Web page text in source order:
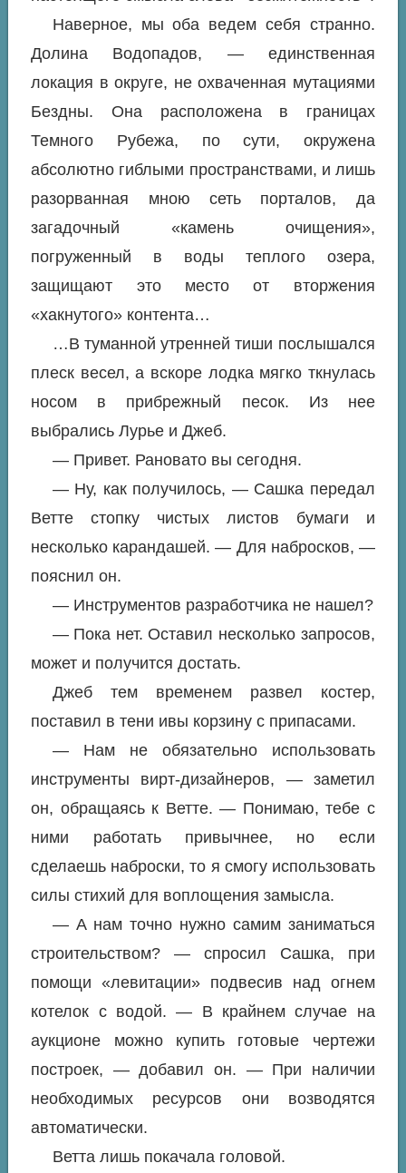
Наверное, мы оба ведем себя странно.
Долина Водопадов, — единственная
локация в округе, не охваченная мутациями
Бездны. Она расположена в границах
Темного Рубежа, по сути, окружена
абсолютно гиблыми пространствами, и лишь
разорванная мною сеть порталов, да
загадочный «камень очищения»,
погруженный в воды теплого озера,
защищают это место от вторжения
«хакнутого» контента…
…В туманной утренней тиши послышался
плеск весел, а вскоре лодка мягко ткнулась
носом в прибрежный песок. Из нее
выбрались Лурье и Джеб.
— Привет. Рановато вы сегодня.
— Ну, как получилось, — Сашка передал
Ветте стопку чистых листов бумаги и
несколько карандашей. — Для набросков, —
пояснил он.
— Инструментов разработчика не нашел?
— Пока нет. Оставил несколько запросов,
может и получится достать.
Джеб тем временем развел костер,
поставил в тени ивы корзину с припасами.
— Нам не обязательно использовать
инструменты вирт-дизайнеров, — заметил
он, обращаясь к Ветте. — Понимаю, тебе с
ними работать привычнее, но если
сделаешь наброски, то я смогу использовать
силы стихий для воплощения замысла.
— А нам точно нужно самим заниматься
строительством? — спросил Сашка, при
помощи «левитации» подвесив над огнем
котелок с водой. — В крайнем случае на
аукционе можно купить готовые чертежи
построек, — добавил он. — При наличии
необходимых ресурсов они возводятся
автоматически.
Ветта лишь покачала головой.